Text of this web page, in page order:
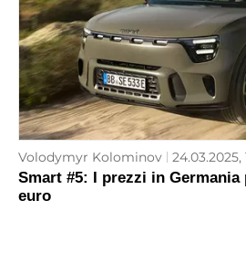
Volodymyr Kolominov 24.03.2025,
Smart #5: I prezzi in Germania
euro